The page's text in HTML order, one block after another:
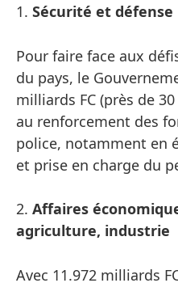
1. Sécurité et défense
Pour faire face aux
du pays, le
milliards FC (près de
au renforcement des
police, notamment en
et prise en charge du
2. Affaires
agriculture, industrie
Avec 11.972 milliards